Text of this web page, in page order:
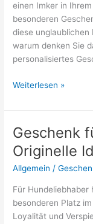
einen Imker in
besonderen
diese
warum denken Sie
personalisiertes
Geschenk
Imker
Ideen
und
Tipps!
Weiterlesen »
Geschenk
Originelle
Allgemein /
Für Hundeliebhaber
besonderen Platz
Loyalität und